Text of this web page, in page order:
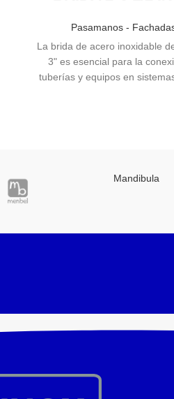
Pasamanos -
La brida de acero inoxidable
3" es esencial para la
tuberías y equipos en
Mandibula